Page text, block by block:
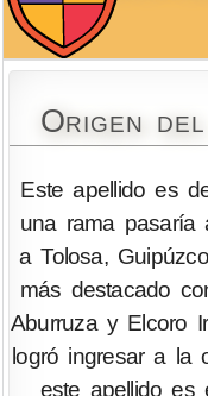
Origen
Este apellido es
una rama pasaría
a Tolosa,
más destacado
Aburruza y Elcoro
logró ingresar a la
este apellido es